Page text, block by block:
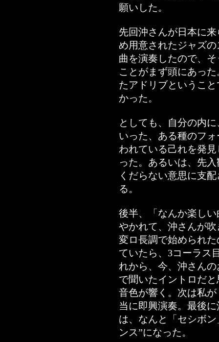
願いした。
先回沖さんが日本に
め用意されたジャズ
曲を演奏したので、
ことがまず頭にあっ
たアドリブというこ
かった。
としても、自分の内
いった、ある種のフ
われている己れを発
った。あるいは、先
くだらない意思に支
る。
後半、「なんか楽し
やかれて、沖さんが
変ロ長調で始められ
ていたら、3コーラス
れから、今、沖さん
で聞いたイントロだ
音色が響く。次は私
当に即興演奏。最後
は、なんと「セシボ
ンス”になった。